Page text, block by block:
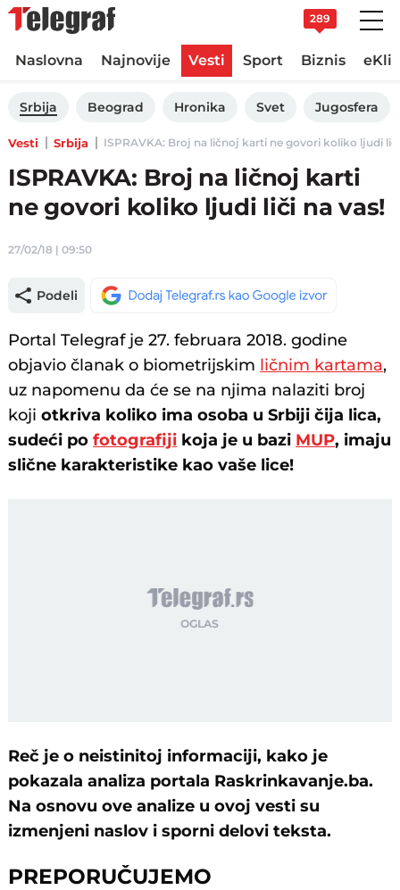
289
Naslovna Najnovije Vesti Sport Biznis
Srbija Beograd Hronika Svet Jugosfera
Vesti Srbija ISPRAVKA: Broj na ličnoj karti ne govori koliko ljudi liči
ISPRAVKA: Broj na ličnoj karti
ne govori koliko ljudi liči na vas!
27/02/18 | 09:50
Podeli
Portal Telegraf je 27. februara 2018. godine
objavio članak o biometrijskim ličnim kartama,
uz napomenu da će se na njima nalaziti broj
kojiotkriva koliko ima osoba u Srbiji čija lica,
sudeći pofotografiji koja je u bazi MUP, imaju
slične karakteristike kao vaše lice!
Reč je o neistinitoj informaciji, kako je
pokazala analiza portala Raskrinkavanje.ba.
Na osnovu ove analize u ovoj vesti su
izmenjeni naslov i sporni delovi teksta.
PREPORUČUJEMO